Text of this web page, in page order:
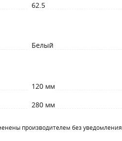
62.5
Белый
120 мм
280 мм
производителем без уведомления.